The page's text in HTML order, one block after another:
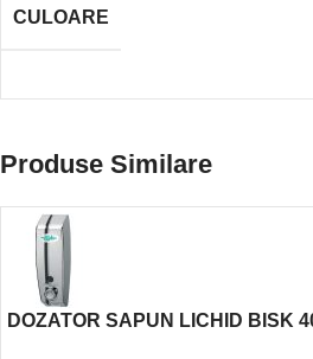
CULOARE
Produse Similare
DOZATOR SAPUN LICHID BISK